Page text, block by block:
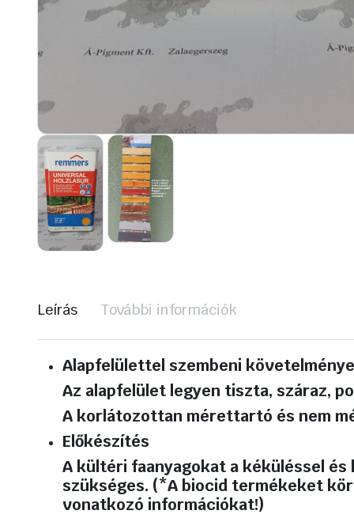
Leírás További információk
Alapfelülettel szembeni
Az alapfelület legyen tiszta, száraz,
A korlátozottan mérettartó és nem
Előkészítés
A kültéri faanyagokat a kéküléssel
szükséges. (*A biocid termékeket
vonatkozó információkat!)